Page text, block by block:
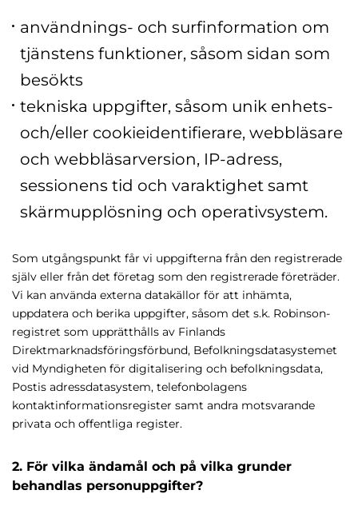
användnings- och surfinformation om
tjänstens funktioner, såsom sidan som
besökts
tekniska uppgifter, såsom unik enhets-
och/eller cookieidentifierare, webbläsare
och webbläsarversion, IP-adress,
sessionens tid och varaktighet samt
skärmupplösning och operativsystem.
Som utgångspunkt får vi uppgifterna från den registrerade
själv eller från det företag som den registrerade företräder.
Vi kan använda externa datakällor för att inhämta,
uppdatera och berika uppgifter, såsom det s.k. Robinson-
registret som upprätthålls av Finlands
Direktmarknadsföringsförbund, Befolkningsdatasystemet
vid Myndigheten för digitalisering och befolkningsdata,
Postis adressdatasystem, telefonbolagens
kontaktinformationsregister samt andra motsvarande
privata och offentliga register.
2. För vilka ändamål och på vilka grunder
behandlas personuppgifter?